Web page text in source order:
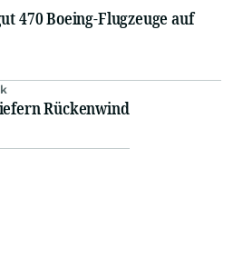
470 Boeing-Flugzeuge auf
Rückenwind